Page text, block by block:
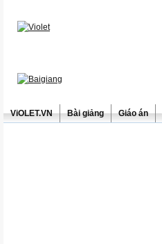
ViOLET.VN Bài giảng Giáo án